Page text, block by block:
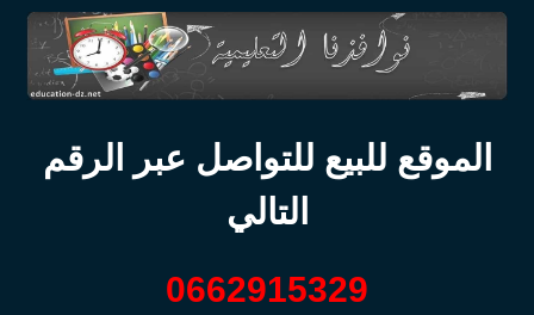
الموقع للبيع للتواصل عبر الرقم
التالي
0662915329